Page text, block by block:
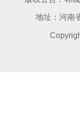
地址：河南